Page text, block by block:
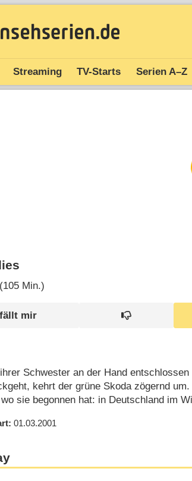
Streaming TV-Starts Serien A–Z
Min.)
Schwester an der Hand
kehrt der grüne Skoda zögernd
sie begonnen hat: in Deutschland im
01.03.2001